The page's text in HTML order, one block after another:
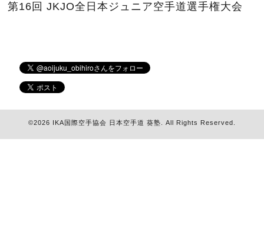
第16回 JKJO全日本ジュニア空手道選手権大会
©2026 IKA国際空手協会 日本空手道 葵塾 . All Rights Reserved.